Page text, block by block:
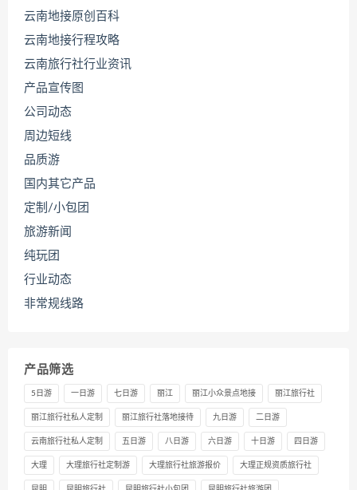
云南地接原创百科
云南地接行程攻略
云南旅行社行业资讯
产品宣传图
公司动态
周边短线
品质游
国内其它产品
定制/小包团
旅游新闻
纯玩团
行业动态
非常规线路
产品筛选
5日游 一日游 七日游 丽江 丽江小众景点地接 丽江旅行社
丽江旅行社私人定制 丽江旅行社落地接待 九日游 二日游
云南旅行社私人定制 五日游 八日游 六日游 十日游 四日游
大理 大理旅行社定制游 大理旅行社旅游报价 大理正规资质旅行社